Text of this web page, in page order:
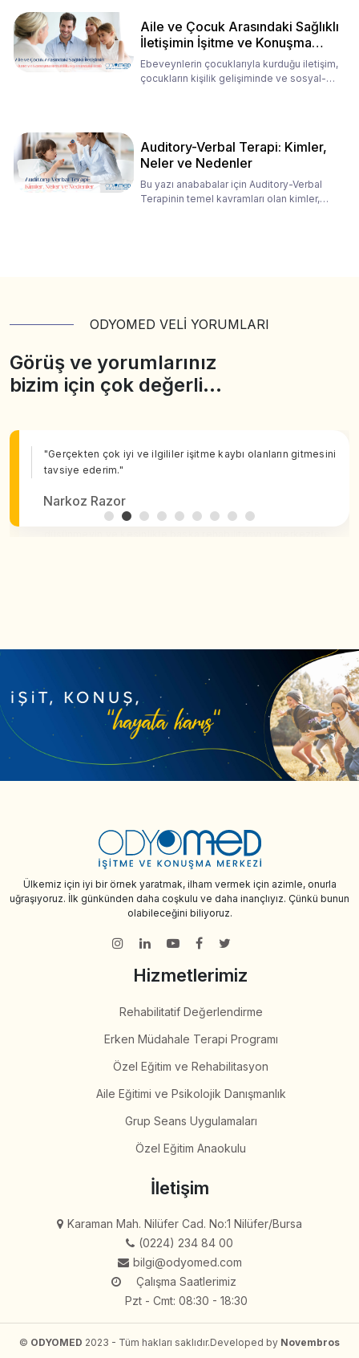
Aile ve Çocuk Arasındaki Sağlıklı
İletişimin İşitme ve Konuşma
Rehabilitasyonundaki Rolü
Ebeveynlerin çocuklarıyla kurduğu iletişim,
çocukların kişilik gelişiminde ve sosyal-
Auditory-Verbal Terapi: Kimler,
Neler ve Nedenler
Bu yazı anababalar için Auditory-Verbal
Terapinin temel kavramları olan kimler,
ODYOMED VELİ YORUMLARI
Görüş ve yorumlarınız
bizim için çok değerli…
"Gerçekten çok iyi ve ilgililer işitme kaybı olanların gitmesini
tavsiye ederim."
Narkoz Razor
uğraşıyoruz. İlk günkünden daha coşkulu ve daha inançlıyız. Çünkü bunun
olabileceğini biliyoruz.
Hizmetlerimiz
İletişim
(0224) 234 84 00
bilgi@odyomed.com
Çalışma Saatlerimiz
Pzt - Cmt: 08:30 - 18:30